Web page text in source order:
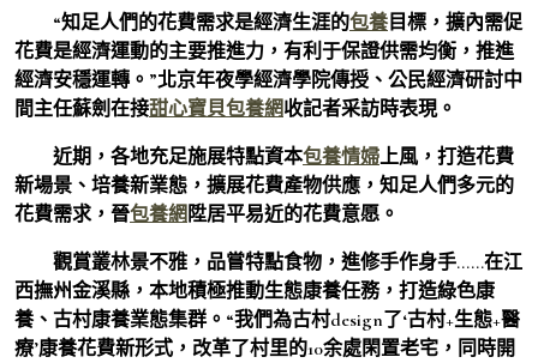
“知足人們的花費需求是經濟生涯的包養 目標，擴內需促
花費是經濟運動的主要推進力，有利于保證供需均衡，推進
經濟安穩運轉。”北京年夜學經濟學院傳授、公民經濟研討中
間主任蘇劍在接甜心寶貝包養網收記者采訪時表現。
近期，各地充足施展特點資本包養情婦上風，打造花費
新場景、培養新業態，擴展花費產物供應，知足人們多元的
花費需求，晉包養網 陞居平易近的花費意愿。
觀賞叢林景不雅，品嘗特點食物，進修手作身手……在江
西撫州金溪縣，本地積極推動生態康養任務，打造綠色康
養、古村康養業態集群。“我們為古村design了‘古村+生態+醫
療’康養花費新形式，改革了村里的10余處閑置老宅，同時開